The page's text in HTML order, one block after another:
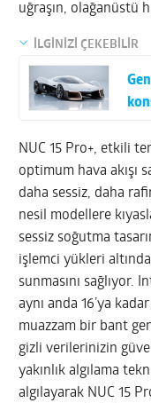
uğraşın, olağanüstü
İLGİNİZİ ÇEKEBİLİR
NUC 15 Pro+, etkili
optimum hava akışı
daha sessiz, daha
nesil modellere
sessiz soğutma
işlemci yükleri
sunmasını sağlıyor.
aynı anda 16’ya
muazzam bir bant
gizli verilerinizin
yakınlık algılama
algılayarak NUC 15